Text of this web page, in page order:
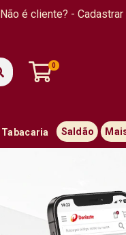
Não é cliente? - Cadastrar
0
Tabacaria Saldão